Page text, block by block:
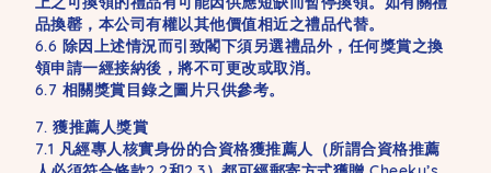
品換罄，本公司有權以其他價值相近之禮品代替。
6.6 除因上述情況而引致閣下須另選禮品外，任何獎賞之換
領申請一經接納後，將不可更改或取消。
6.7 相關獎賞目錄之圖片只供參考。
7. 獲推薦人獎賞
7.1 凡經專人核實身份的合資格獲推薦人（所謂合資格推薦